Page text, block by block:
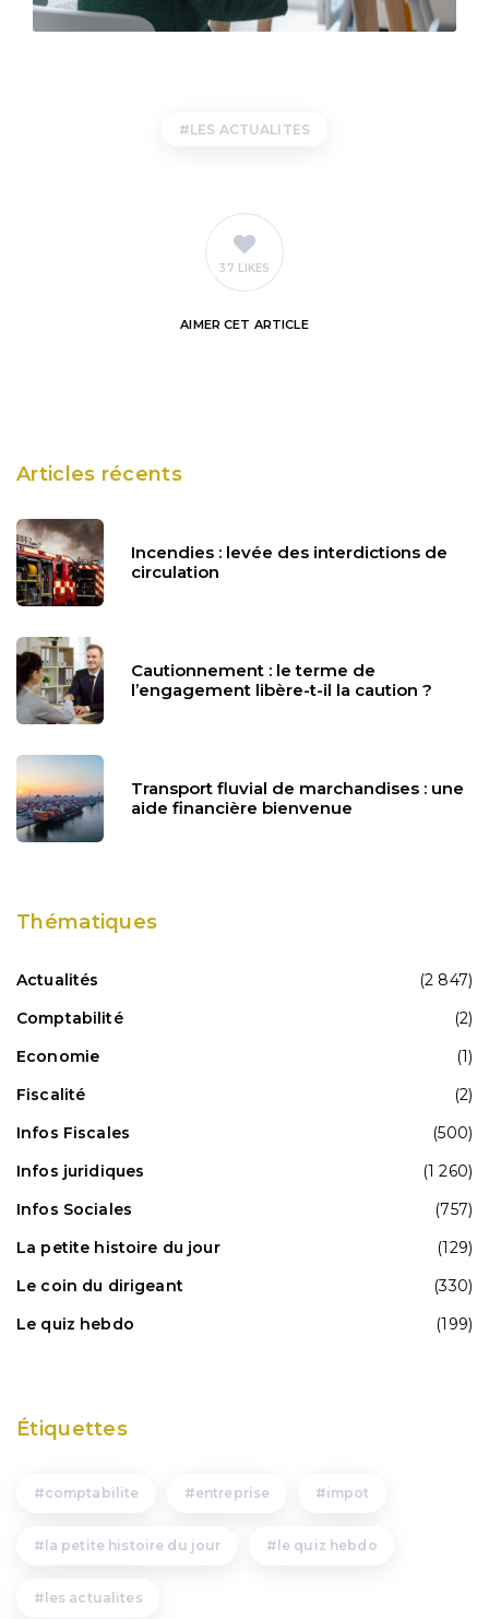
LES ACTUALITES
37 LIKES
AIMER CET ARTICLE
Articles récents
Incendies : levée des interdictions de
circulation
Cautionnement : le terme de
l’engagement libère-t-il la caution ?
Transport fluvial de marchandises : une
aide financière bienvenue
Thématiques
Actualités
(2 847)
Comptabilité
(2)
Economie
(1)
Fiscalité
(2)
Infos Fiscales
(500)
Infos juridiques
(1 260)
Infos Sociales
(757)
La petite histoire du jour
(129)
Le coin du dirigeant
(330)
Le quiz hebdo
(199)
Étiquettes
comptabilite entreprise impot
la petite histoire du jour le quiz hebdo
les actualites